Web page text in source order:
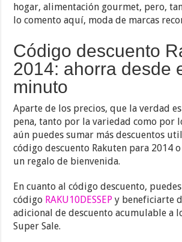
hogar, alimentación gourmet, pero,
lo comento aquí, moda de marcas
Código descuento
2014: ahorra desde
minuto
Aparte de los precios, que la verdad
pena, tanto por la variedad como por
aún puedes sumar más descuentos
código descuento Rakuten para 2014
un regalo de bienvenida.
En cuanto al código descuento,
código RAKU10DESSEP y beneficiarte
adicional de descuento acumulable a
Super Sale.